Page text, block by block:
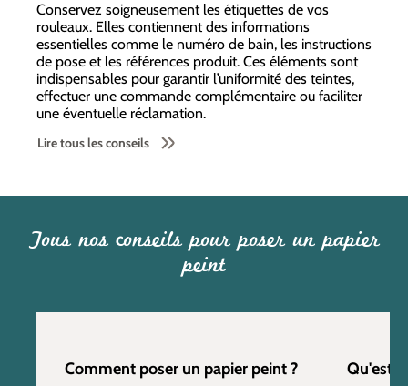
Conservez soigneusement les étiquettes de vos
rouleaux. Elles contiennent des informations
essentielles comme le numéro de bain, les instructions
de pose et les références produit. Ces éléments sont
indispensables pour garantir l’uniformité des teintes,
effectuer une commande complémentaire ou faciliter
une éventuelle réclamation.
Lire tous les conseils
Tous nos conseils pour poser un papier
peint
Comment poser un papier peint ? Qu'est